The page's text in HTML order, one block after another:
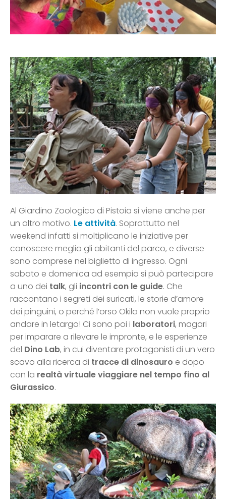
Al Giardino Zoologico di Pistoia si viene anche per
un altro motivo. Le attività. Soprattutto nel
weekend infatti si moltiplicano le iniziative per
conoscere meglio gli abitanti del parco, e diverse
sono comprese nel biglietto di ingresso. Ogni
sabato e domenica ad esempio si può partecipare
a uno dei talk, gli incontri con le guide. Che
raccontano i segreti dei suricati, le storie d’amore
dei pinguini, o perché l’orso Okila non vuole proprio
andare in letargo! Ci sono poi i laboratori, magari
per imparare a rilevare le impronte, e le esperienze
del Dino Lab, in cui diventare protagonisti di un vero
scavo alla ricerca di tracce di dinosauro e dopo
con la realtà virtuale viaggiare nel tempo fino al
Giurassico.